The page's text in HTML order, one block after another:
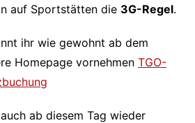
auf Sportstätten die 3G-Regel.
ihr wie gewohnt ab dem
Homepage vornehmen TGO-
ab diesem Tag wieder